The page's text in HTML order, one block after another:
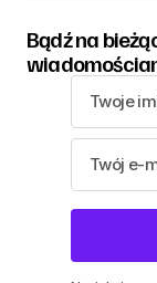
Bądź na